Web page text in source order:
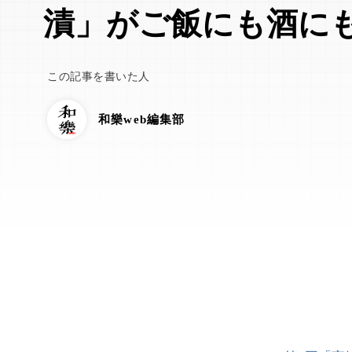
漬」がご飯にも酒に
この記事を書いた人
和樂web編集部